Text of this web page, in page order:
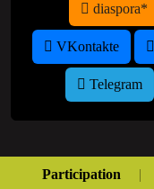
diaspora*
VKontakte
Telegram
Participation |